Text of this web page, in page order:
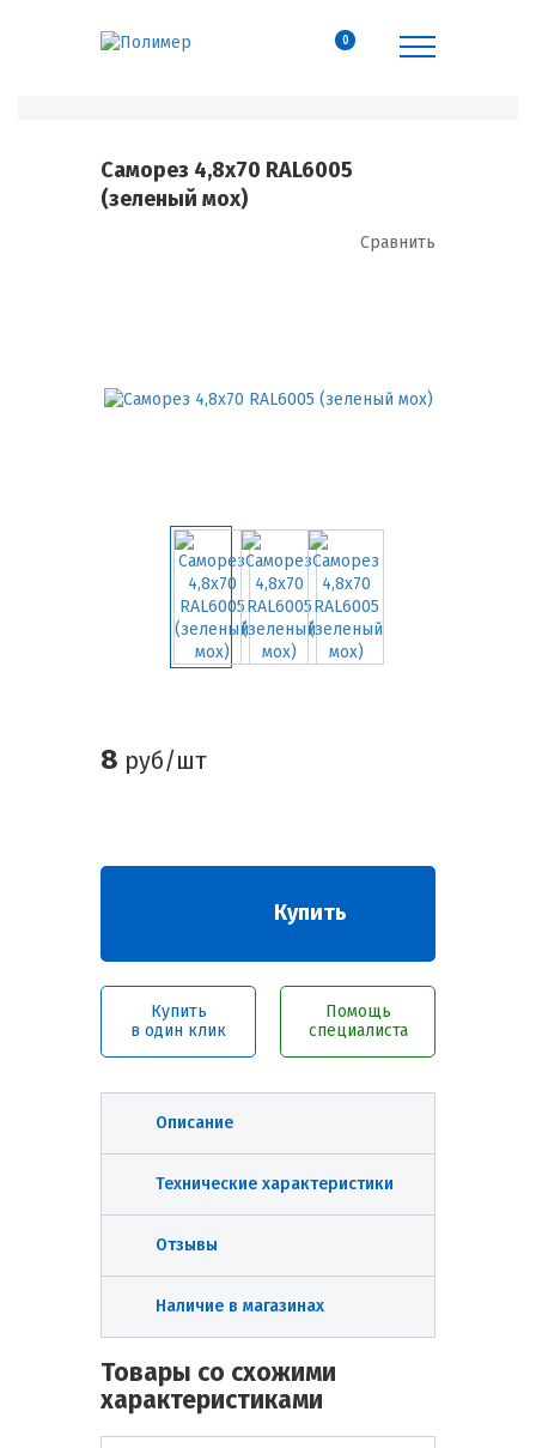
0
Саморез 4,8х70 RAL6005
(зеленый мох)
Сравнить
8 руб/шт
Купить
Купить
в один клик
Помощь
специалиста
Описание
Технические характеристики
Отзывы
Наличие в магазинах
Товары со схожими
характеристиками